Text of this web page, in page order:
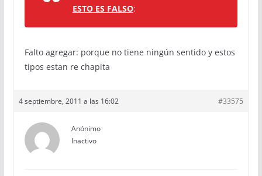
ESTO ES FALSO:
Falto agregar: porque no tiene ningún sentido y estos
tipos estan re chapita
4 septiembre, 2011 a las 16:02 #33575
Anónimo
Inactivo